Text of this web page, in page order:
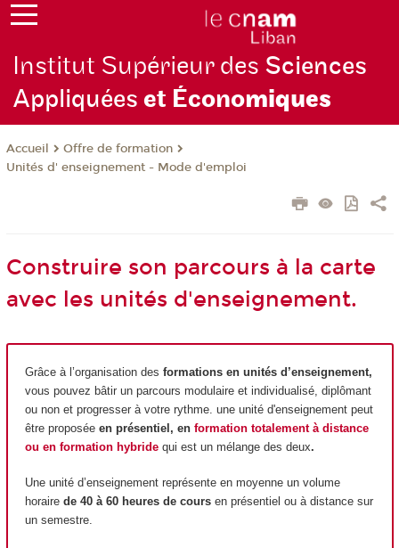
Institut Supérieur des Sciences
Appliquéeset Économiques
Accueil
Offre de formation
Unités d' enseignement - Mode d'emploi
Construire son parcours à la carte
avec les unités d'enseignement.
Grâce à l’organisation des formations en unités d’enseignement,
vous pouvez bâtir un parcours modulaire et individualisé, diplômant
ou non et progresser à votre rythme. une unité d'enseignement peut
être proposée en présentiel, en formation totalement à distance
ou en formation hybride qui est un mélange des deux.
Une unité d’enseignement représente en moyenne un volume
horaire de 40 à 60 heures de cours en présentiel ou à distance sur
un semestre.